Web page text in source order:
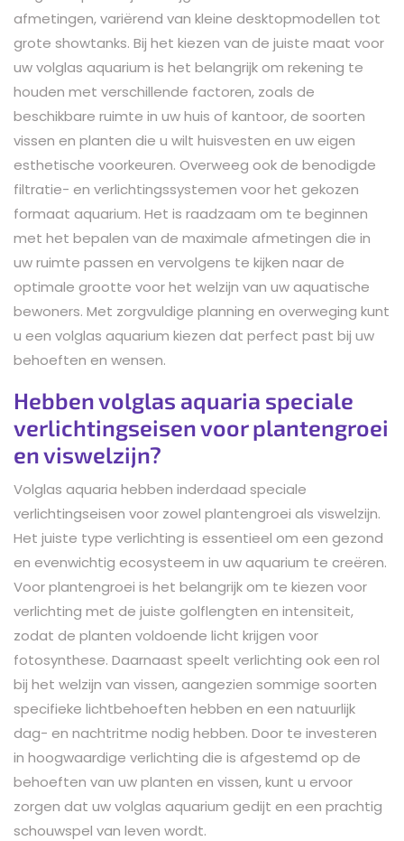
afmetingen, variërend van kleine desktopmodellen tot
grote showtanks. Bij het kiezen van de juiste maat voor
uw volglas aquarium is het belangrijk om rekening te
houden met verschillende factoren, zoals de
beschikbare ruimte in uw huis of kantoor, de soorten
vissen en planten die u wilt huisvesten en uw eigen
esthetische voorkeuren. Overweeg ook de benodigde
filtratie- en verlichtingssystemen voor het gekozen
formaat aquarium. Het is raadzaam om te beginnen
met het bepalen van de maximale afmetingen die in
uw ruimte passen en vervolgens te kijken naar de
optimale grootte voor het welzijn van uw aquatische
bewoners. Met zorgvuldige planning en overweging kunt
u een volglas aquarium kiezen dat perfect past bij uw
behoeften en wensen.
Hebben volglas aquaria speciale
verlichtingseisen voor plantengroei
en viswelzijn?
Volglas aquaria hebben inderdaad speciale
verlichtingseisen voor zowel plantengroei als viswelzijn.
Het juiste type verlichting is essentieel om een gezond
en evenwichtig ecosysteem in uw aquarium te creëren.
Voor plantengroei is het belangrijk om te kiezen voor
verlichting met de juiste golflengten en intensiteit,
zodat de planten voldoende licht krijgen voor
fotosynthese. Daarnaast speelt verlichting ook een rol
bij het welzijn van vissen, aangezien sommige soorten
specifieke lichtbehoeften hebben en een natuurlijk
dag- en nachtritme nodig hebben. Door te investeren
in hoogwaardige verlichting die is afgestemd op de
behoeften van uw planten en vissen, kunt u ervoor
zorgen dat uw volglas aquarium gedijt en een prachtig
schouwspel van leven wordt.